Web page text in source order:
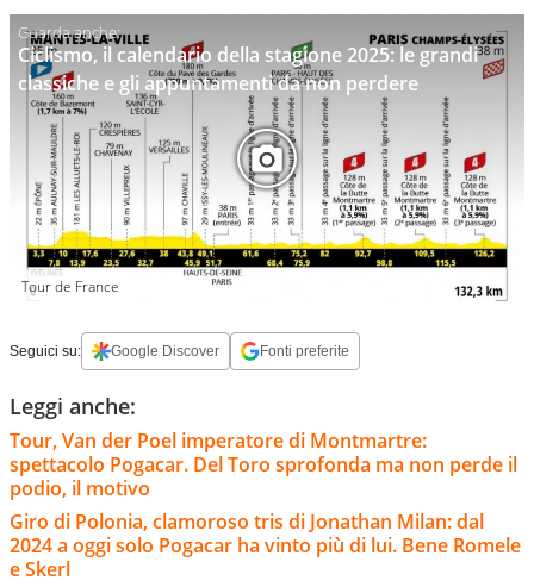
Ciclismo, il calendario della stagione 2025: le grandi
classiche e gli appuntamenti da non perdere
Tour de France
Seguici su: Google Discover Fonti preferite
Leggi anche:
Tour, Van der Poel imperatore di Montmartre:
spettacolo Pogacar. Del Toro sprofonda ma non perde il
podio, il motivo
Giro di Polonia, clamoroso tris di Jonathan Milan: dal
2024 a oggi solo Pogacar ha vinto più di lui. Bene Romele
e Skerl